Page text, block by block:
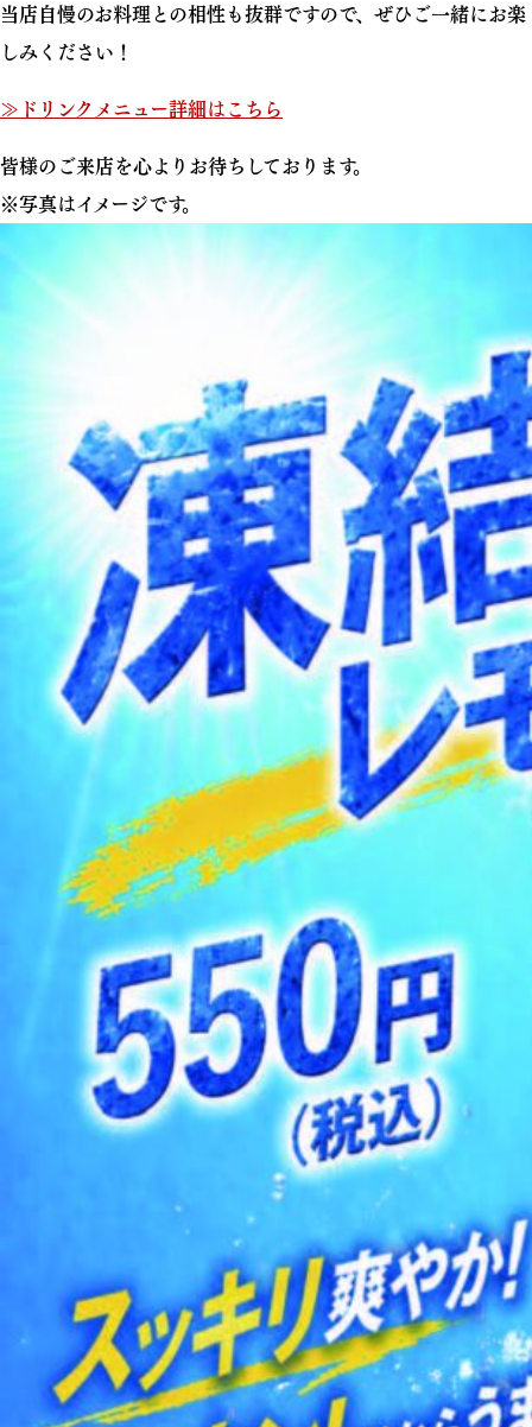
当店自慢のお料理との相性も抜群ですので、ぜひご一緒にお楽
しみください！
≫ドリンクメニュー詳細はこちら
皆様のご来店を心よりお待ちしております。
※写真はイメージです。